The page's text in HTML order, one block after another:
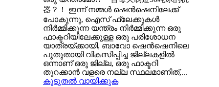
器？！ ഇന്ന് നമ്മൾ ഷെൻഷെനിലേക്ക്
പോകുന്നു, ഐസ് ഫ്ലേക്കുകൾ
നിർമ്മിക്കുന്ന യന്ത്രം നിർമ്മിക്കുന്ന ഒരു
ഫാക്ടറിയിലേക്കുള്ള ഒരു പരിശോധന
യാത്രയ്ക്കായി, ബാവോ ഷെൻഷെനിലെ
പുതുതായി വികസിപ്പിച്ച ജില്ലകളിൽ
ഒന്നാണ് ഒരു ജില്ല, ഒരു ഫാക്ടറി
തുറക്കാൻ വളരെ നല്ല സ്ഥലമാണിത്,...
കൂടുതൽ വായിക്കുക